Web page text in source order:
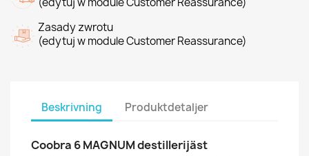
Zasady zwrotu
(edytuj w module Customer Reassurance)
Beskrivning Produktdetaljer
Coobra 6 MAGNUM destillerijäst